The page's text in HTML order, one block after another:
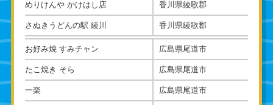
めりけんや かけはし店 香川県綾歌郡
さぬきうどんの駅 綾川 香川県綾歌郡
お好み焼 すみチャン 広島県尾道市
たこ焼き そら 広島県尾道市
一楽 広島県尾道市